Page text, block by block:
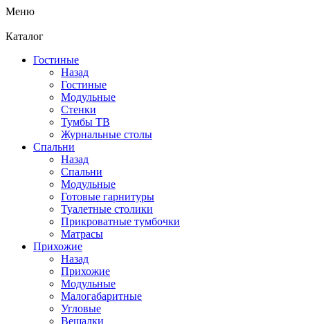
Меню
Каталог
Гостиные
Назад
Гостиные
Модульные
Стенки
Тумбы ТВ
Журнальные столы
Спальни
Назад
Спальни
Модульные
Готовые гарнитуры
Туалетные столики
Прикроватные тумбочки
Матрасы
Прихожие
Назад
Прихожие
Модульные
Малогабаритные
Угловые
Вешалки